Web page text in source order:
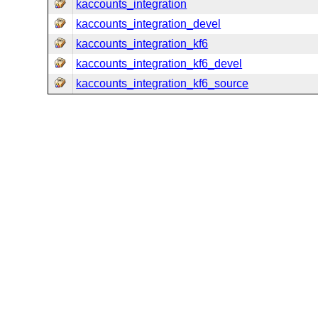
kaccounts_integration
kaccounts_integration_devel
kaccounts_integration_kf6
kaccounts_integration_kf6_devel
kaccounts_integration_kf6_source